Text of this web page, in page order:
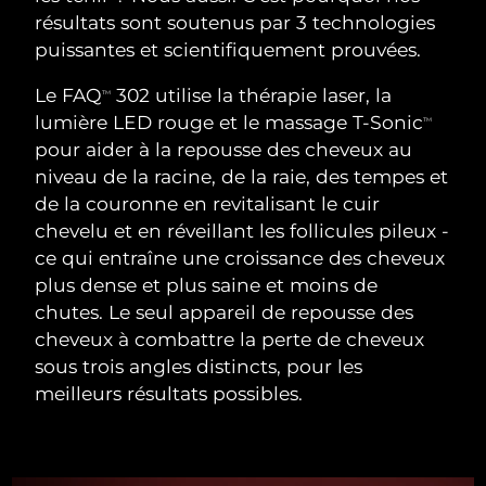
résultats sont soutenus par 3 technologies
puissantes et scientifiquement prouvées.
Le FAQTM
302 utilise la thérapie laser, la
lumière LED rouge et le massage T-SonicTM
pour aider à la repousse des cheveux au
niveau de la racine, de la raie, des tempes et
de la couronne en revitalisant le cuir
chevelu et en réveillant les follicules pileux -
ce qui entraîne une croissance des cheveux
plus dense et plus saine et moins de
chutes. Le seul appareil de repousse des
cheveux à combattre la perte de cheveux
sous trois angles distincts, pour les
meilleurs résultats possibles.
Nettoyage du visage
LUNA™ 4 coffret
Anti-aging massage
LUNA™ 4 Plus
Massage, LED heating
LUNA™ 4 Men
Lifting
BEAR™ 2 coffret
Microcurrent toning
BEAR™ 2 go
Microcurrent toning on-the-go
BEAR™ 2 eyes & lips
Hydratation
UFO™ 3 coffret
Deep facial hydration
UFO™ 3 LED
Soin bucco-dentaire
issa™ 4
Hybrid silicone sonic toothbrush
issa™ 4 plus
FAQ™ TRAITEMENT ANTI-ÂGE
NEW
Autriche Livraison estimée8/12/26
Bahreïn Livraison estimée
Belgique Livraison estimée
Bermudes Livraison estimée8/18/26
Bosnie-Herzégovine Livraison estimée8/15/26
Brunei Livraison estimée
Bulgarie Livraison estimée8/12/26
Canada Livraison estimée